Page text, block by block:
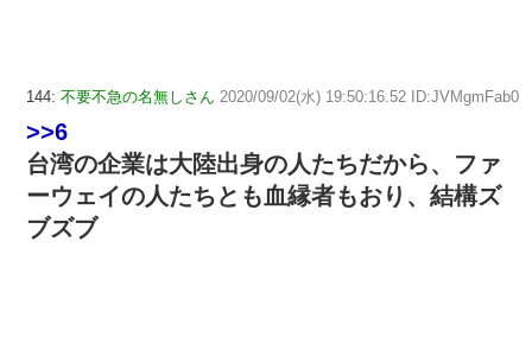
144: 不要不急の名無しさん 2020/09/02(水) 19:50:16.52 ID:JVMgmFab0
>>6
台湾の企業は大陸出身の人たちだから、ファ
ーウェイの人たちとも血縁者もおり、結構ズ
ブズブ